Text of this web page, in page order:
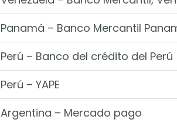
Panamá – Banco Mercantil
Perú – Banco del crédito del Perú
Perú – YAPE
Argentina – Mercado pago